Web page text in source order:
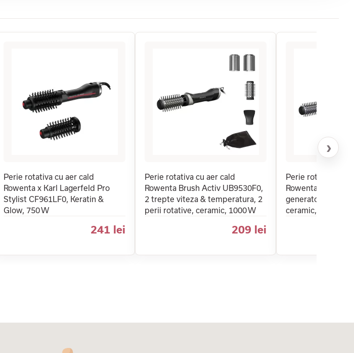
Perie rotativa cu aer cald
Rowenta x Karl Lagerfeld Pro
Stylist CF961LF0, Keratin &
Glow, 750 W
241 lei
Perie rotativa cu aer cald
Rowenta Brush Activ UB9530F0,
2 trepte viteza & temperatura, 2
perii rotative, ceramic, 1000 W
209 lei
Perie rotativa cu
Rowenta Brush
generator de ioni
ceramic, 1000 W
›